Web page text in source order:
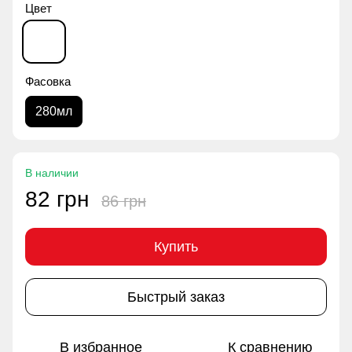
Цвет
Фасовка
280мл
В наличии
82 грн 86 грн
Купить
Быстрый заказ
В избранное К сравнению